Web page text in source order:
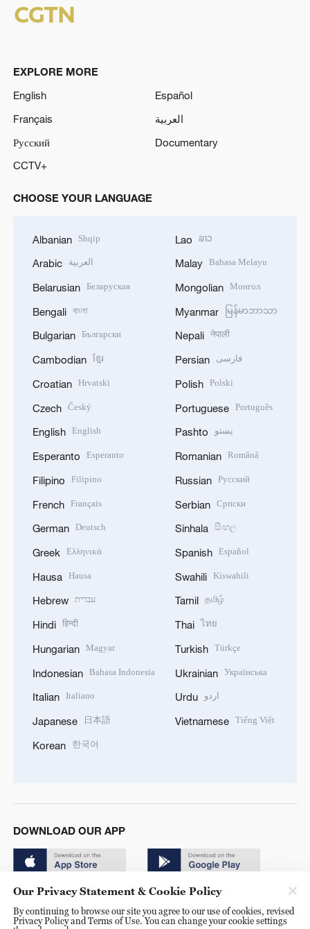
EXPLORE MORE
English
Español
Français
العربية
Русский
Documentary
CCTV+
CHOOSE YOUR LANGUAGE
Albanian Shqip
Arabic العربية
Belarusian Беларуская
Bengali বাংলা
Bulgarian Български
Cambodian ខ្មែរ
Croatian Hrvatski
Czech Český
English English
Esperanto Esperanto
Filipino Filipino
French Français
German Deutsch
Greek Ελληνικά
Hausa Hausa
Hebrew עברית
Hindi हिन्दी
Hungarian Magyar
Indonesian Bahasa Indonesia
Italian Italiano
Japanese 日本語
Korean 한국어
Lao ລາວ
Malay Bahasa Melayu
Mongolian Монгол
Myanmar မြန်မာဘာသာ
Nepali नेपाली
Persian فارسی
Polish Polski
Portuguese Português
Pashto پښتو
Romanian Română
Russian Русский
Serbian Српски
Sinhala සිංහල
Spanish Español
Swahili Kiswahili
Tamil தமிழ்
Thai ไทย
Turkish Türkçe
Ukrainian Українська
Urdu اردو
Vietnamese Tiếng Việt
DOWNLOAD OUR APP
Our Privacy Statement & Cookie Policy
By continuing to browse our site you agree to our use of cookies, revised
Privacy Policy and Terms of Use. You can change your cookie settings